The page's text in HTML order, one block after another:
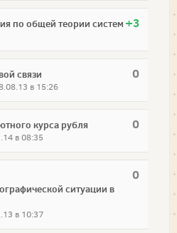
+3
по общей теории систем
0
связи
в 15:26
0
курса рубля
в 08:35
0
ситуации в
в 10:37